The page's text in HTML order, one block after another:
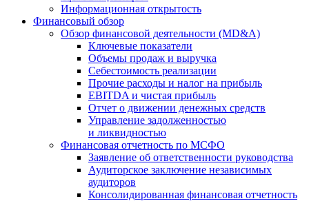
Информационная открытость
Финансовый обзор
Обзор финансовой деятельности (MD&A)
Ключевые показатели
Объемы продаж и выручка
Себестоимость реализации
Прочие расходы и налог на прибыль
EBITDA и чистая прибыль
Отчет о движении денежных средств
Управление задолженностью
и ликвидностью
Финансовая отчетность по МСФО
Заявление об ответственности руководства
Аудиторское заключение независимых
аудиторов
Консолидированная финансовая отчетность